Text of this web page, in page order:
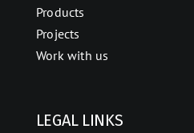
Products
Projects
Work with us
LEGAL LINKS